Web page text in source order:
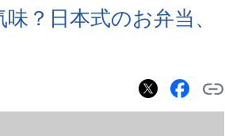
？日本式のお弁当、